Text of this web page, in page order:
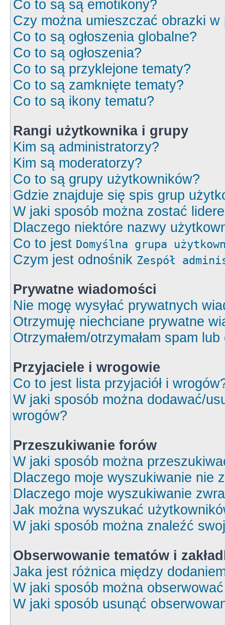
Co to są są emotikony?
Czy można umieszczać obrazki w
Co to są ogłoszenia globalne?
Co to są ogłoszenia?
Co to są przyklejone tematy?
Co to są zamknięte tematy?
Co to są ikony tematu?
Rangi użytkownika i grupy
Kim są administratorzy?
Kim są moderatorzy?
Co to są grupy użytkowników?
Gdzie znajduje się spis grup
W jaki sposób można zostać
Dlaczego niektóre nazwy
Co to jest Domyślna grupa
Czym jest odnośnik Zespół
Prywatne wiadomości
Nie mogę wysyłać prywatnych
Otrzymuję niechciane prywatne
Otrzymałem/otrzymałam spam
Przyjaciele i wrogowie
Co to jest lista przyjaciół i
W jaki sposób można dodawać/
wrogów?
Przeszukiwanie forów
W jaki sposób można
Dlaczego moje wyszukiwanie nie
Dlaczego moje wyszukiwanie
Jak można wyszukać
W jaki sposób można znaleźć
Obserwowanie tematów i
Jaka jest różnica między
W jaki sposób można
W jaki sposób usunąć